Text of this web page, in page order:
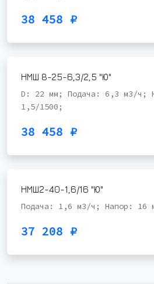
38 458 ₽
НМШ 8-25-6,3/2,5 "Ю"
D: 22 мм; Подача: 6,3 м3/ч;
1,5/1500;
38 458 ₽
НМШ2-40-1,6/16 "Ю"
Подача: 1,6 м3/ч; Напор: 16
37 208 ₽